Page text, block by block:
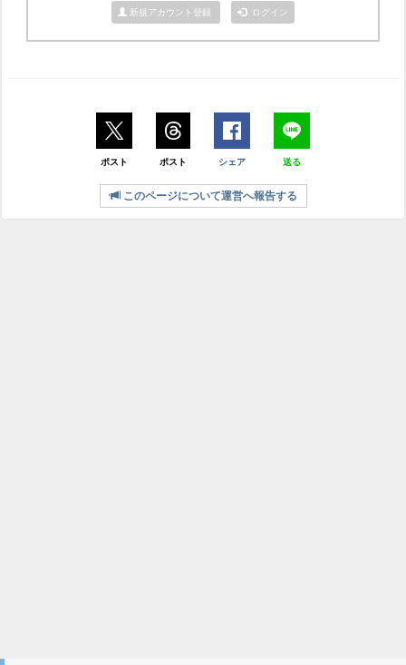
新規アカウント登録 ログイン
ポスト ポスト シェア 送る
このページについて運営へ報告する